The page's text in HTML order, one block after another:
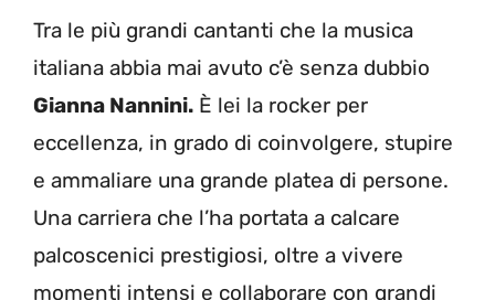
Tra le più grandi cantanti che la musica
italiana abbia mai avuto c’è senza dubbio
Gianna Nannini. È lei la rocker per
eccellenza, in grado di coinvolgere, stupire
e ammaliare una grande platea di persone.
Una carriera che l’ha portata a calcare
palcoscenici prestigiosi, oltre a vivere
momenti intensi e collaborare con grandi